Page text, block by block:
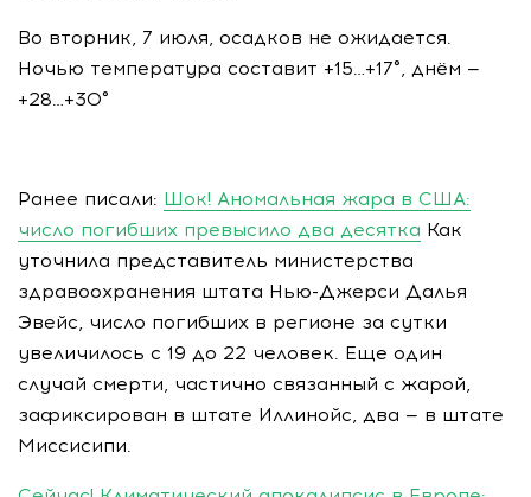
Во вторник, 7 июля, осадков не ожидается.
Ночью температура составит +15…+17°, днём —
+28…+30°
Ранее писали: Шок! Аномальная жара в США:
число погибших превысило два десятка Как
уточнила представитель министерства
здравоохранения штата Нью-Джерси Далья
Эвейс, число погибших в регионе за сутки
увеличилось с 19 до 22 человек. Еще один
случай смерти, частично связанный с жарой,
зафиксирован в штате Иллинойс, два — в штате
Миссисипи.